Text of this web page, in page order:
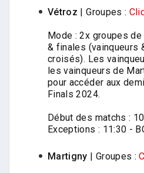
Vétroz | Groupes :
Mode : 2x groupes
& finales (vainqueurs
croisés). Les
les vainqueurs de
pour accéder aux
Finals 2024.
Début des matchs :
Exceptions : 11:30 -
Martigny | Groupes :